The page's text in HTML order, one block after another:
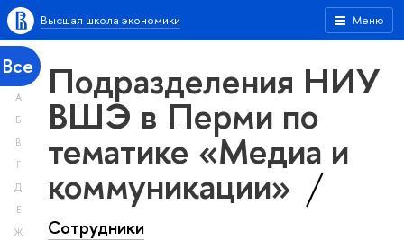
Меню
Высшая школа экономики
Все
А
Б
В
Г
Д
Е
Ж
Подразделения НИУ
ВШЭ в Перми по
тематике «Медиа и
коммуникации»
Сотрудники